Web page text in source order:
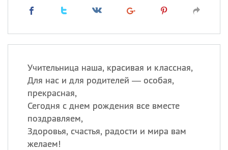
Учительница наша, красивая и классная,
Для нас и для родителей — особая,
прекрасная,
Сегодня с днем рождения все вместе
поздравляем,
Здоровья, счастья, радости и мира вам
желаем!